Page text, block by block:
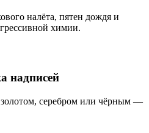
налёта, пятен дождя и
химии.
надписей
серебром или чёрным —